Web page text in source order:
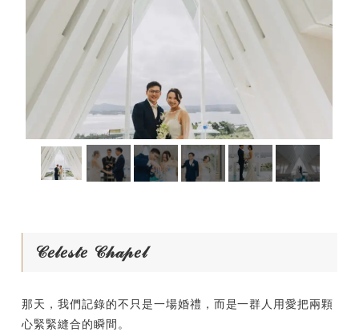
𝒞𝑒𝓁𝑒𝓈𝓉𝑒 𝒞𝒽𝒶𝓅𝑒𝓁
那天，我們記錄的不只是一場婚禮，而是一群人用愛把兩顆
心緊緊縫合的瞬間。